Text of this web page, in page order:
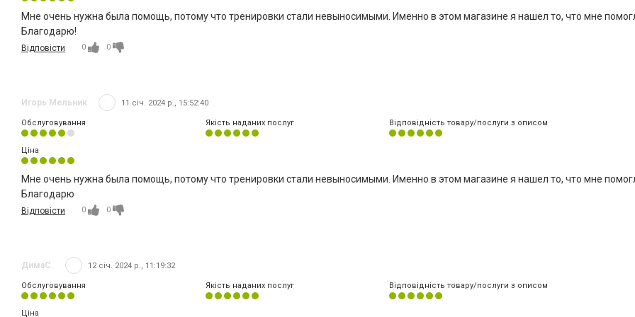
Мне очень нужна была помощь, потому что тренировки стали невыносимыми. Именно в этом магазине я нашел то, что мне
Благодарю!
Відповісти 0 0
Игорь Мельник 11 січ. 2024 р., 15:52:40
Обслуговування Якість наданих послуг Відповідність товару/послуги з описом
Ціна
Мне очень нужна была помощь, потому что тренировки стали невыносимыми. Именно в этом магазине я нашел то, что мне
Благодарю
Відповісти 0 0
ДимаС. 12 січ. 2024 р., 11:19:32
Обслуговування Якість наданих послуг Відповідність товару/послуги з описом
Ціна